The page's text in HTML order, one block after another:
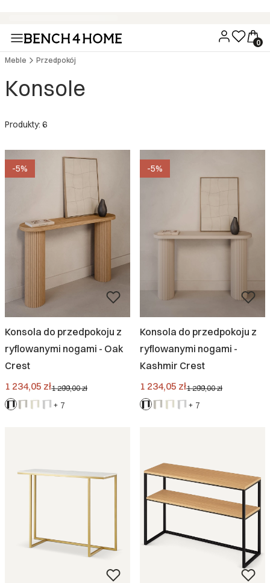
Meble Przedpokój
Konsole
Produkty: 6
-5%
Konsola do przedpokoju z
ryflowanymi nogami - Oak
Crest
Cena promocyjna
1 234,05 zł1 299,00 zł
+ 7
-5%
Konsola do przedpokoju z
ryflowanymi nogami -
Kashmir Crest
Cena promocyjna
1 234,05 zł1 299,00 zł
+ 7